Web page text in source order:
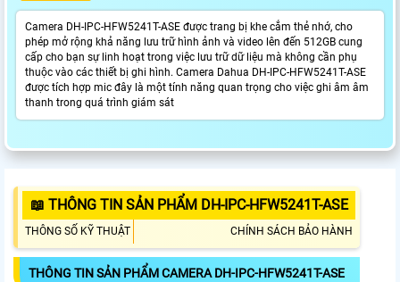
Camera DH-IPC-HFW5241T-ASE được trang bị khe cắm thẻ nhớ, cho
phép mở rộng khả năng lưu trữ hình ảnh và video lên đến 512GB cung
cấp cho bạn sự linh hoạt trong việc lưu trữ dữ liệu mà không cần phụ
thuộc vào các thiết bị ghi hình. Camera Dahua DH-IPC-HFW5241T-ASE
được tích hợp mic đây là một tính năng quan trọng cho việc ghi âm âm
thanh trong quá trình giám sát
📖 THÔNG TIN SẢN PHẨM DH-IPC-HFW5241T-ASE
THÔNG SỐ KỸ THUẬT CHÍNH SÁCH BẢO HÀNH
THÔNG TIN SẢN PHẨM CAMERA DH-IPC-HFW5241T-ASE